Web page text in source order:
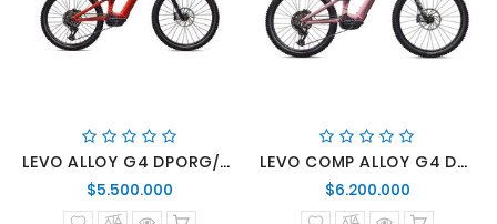
LEVO ALLOY G4 DPORG/DPLAKE
$5.500.000
normal
LEVO COMP ALLOY G4 DSKPNK/CYPRMET
$6.200.000Precio
normal